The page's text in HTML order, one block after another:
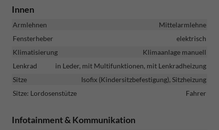
Innen
Armlehnen
Mittelarmlehne
Fensterheber
elektrisch
Klimatisierung
Klimaanlage manuell
Lenkrad
in Leder, mit Multifunktionen, mit Lenkradheizung
Sitze
Isofix (Kindersitzbefestigung), Sitzheizung
Sitze: Lordosenstütze
Fahrer
Infotainment & Kommunikation